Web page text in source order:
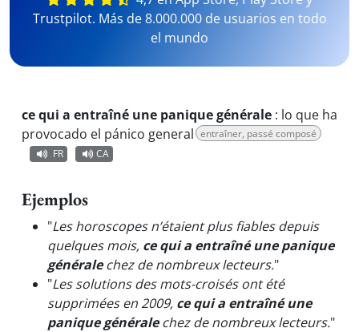
Trustpilot. Más de 8.000.000 de usuarios en todo
el mundo
ce qui a entraîné une panique générale : lo que ha
provocado el pánico general entraîner, passé composé
FR
CA
Ejemplos
"Les horoscopes n’étaient plus fiables depuis
quelques mois, ce qui a entraîné une panique
généralechez de nombreux lecteurs."
"Les solutions des mots-croisés ont été
supprimées en 2009, ce qui a entraîné une
panique généralechez de nombreux lecteurs."